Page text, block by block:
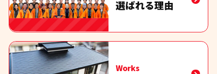
選ばれる理由
Works